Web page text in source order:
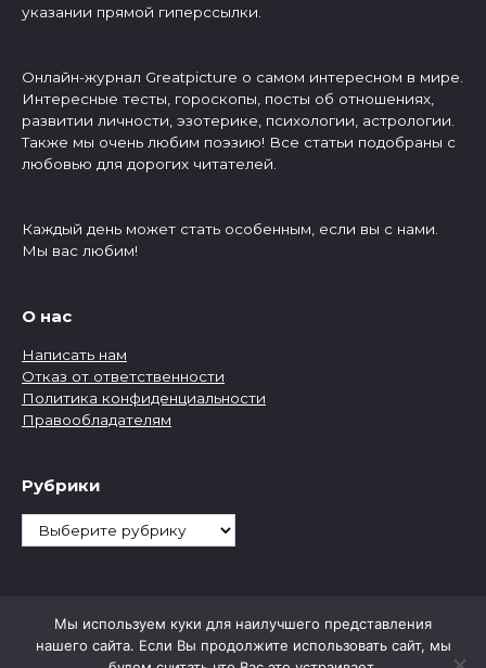
указании прямой гиперссылки.
Онлайн-журнал Greatpicture о самом интересном в мире.
Интересные тесты, гороскопы, посты об отношениях,
развитии личности, эзотерике, психологии, астрологии.
Также мы очень любим поэзию! Все статьи подобраны с
любовью для дорогих читателей.
Каждый день может стать особенным, если вы с нами.
Мы вас любим!
О нас
Написать нам
Отказ от ответственности
Политика конфиденциальности
Правообладателям
Рубрики
Рубрики
Мы используем куки для наилучшего представления
нашего сайта. Если Вы продолжите использовать сайт, мы